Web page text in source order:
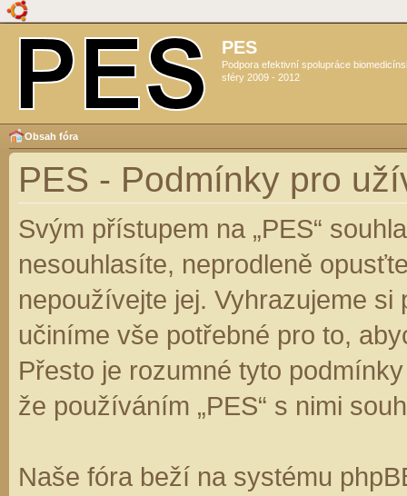
PES
Podpora efektivní spolupráce
sféry 2009 - 2012
Obsah fóra
PES - Podmínky pro
Svým přístupem na „PES“
nesouhlasíte, neprodleně
nepoužívejte jej. Vyhrazujeme
učiníme vše potřebné pro to,
Přesto je rozumné tyto
že používáním „PES“ s nimi
Naše fóra beží na systému